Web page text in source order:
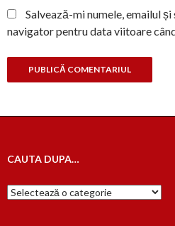
Salvează-mi numele, emailul
navigator pentru data viitoare
CAUTA DUPA…
Cauta
dupa…